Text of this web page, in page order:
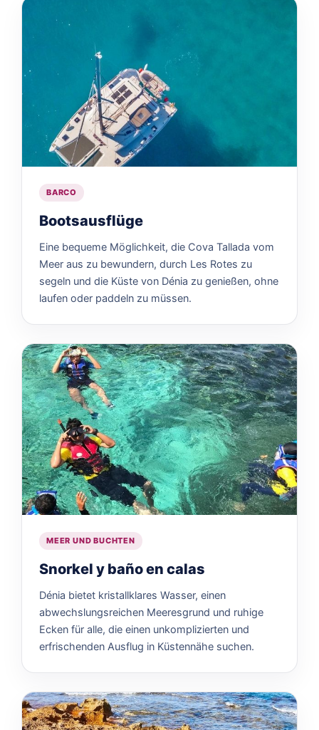
BARCO
Bootsausflüge
Eine bequeme Möglichkeit, die Cova Tallada vom
Meer aus zu bewundern, durch Les Rotes zu
segeln und die Küste von Dénia zu genießen, ohne
laufen oder paddeln zu müssen.
MEER UND BUCHTEN
Snorkel y baño en calas
Dénia bietet kristallklares Wasser, einen
abwechslungsreichen Meeresgrund und ruhige
Ecken für alle, die einen unkomplizierten und
erfrischenden Ausflug in Küstennähe suchen.